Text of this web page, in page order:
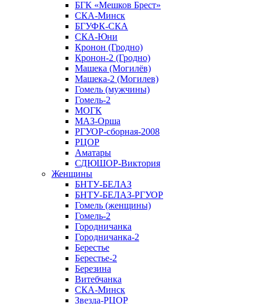
БГК «Мешков Брест»
СКА-Минск
БГУФК-СКА
СКА-Юни
Кронон (Гродно)
Кронон-2 (Гродно)
Машека (Могилёв)
Машека-2 (Могилев)
Гомель (мужчины)
Гомель-2
МОГК
МАЗ-Орша
РГУОР-сборная-2008
РЦОР
Аматары
СДЮШОР-Виктория
Женщины
БНТУ-БЕЛАЗ
БНТУ-БЕЛАЗ-РГУОР
Гомель (женщины)
Гомель-2
Городничанка
Городничанка-2
Берестье
Берестье-2
Березина
Витебчанка
СКА-Минск
Звезда-РЦОР